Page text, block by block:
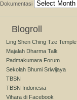
Dokumentasi
Blogroll
Ling Shen Ching Tze Temple
Majalah Dharma Talk
Padmakumara Forum
Sekolah Bhumi Sriwijaya
TBSN
TBSN Indonesia
Vihara di Facebook